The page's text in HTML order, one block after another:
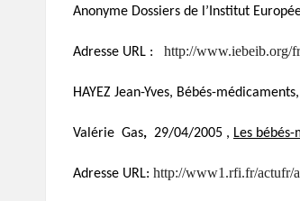
Anonyme Dossiers de l’Institut
Adresse URL : http://www.iebeib.org/
HAYEZ Jean-Yves, Bébés-médicaments,
Valérie Gas, 29/04/2005 , Les
Adresse URL: http://www1.rfi.fr/actufr/